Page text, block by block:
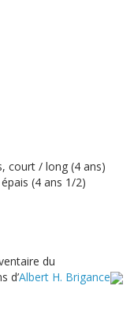
court / long (4 ans)
(4 ans 1/2)
du
d’Albert H. Brigance